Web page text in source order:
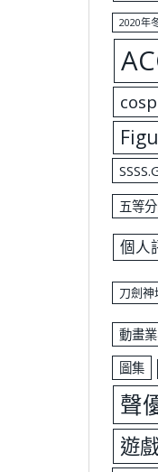
2020年
五等
個人
刀劍
動畫
圖集
聲
遊